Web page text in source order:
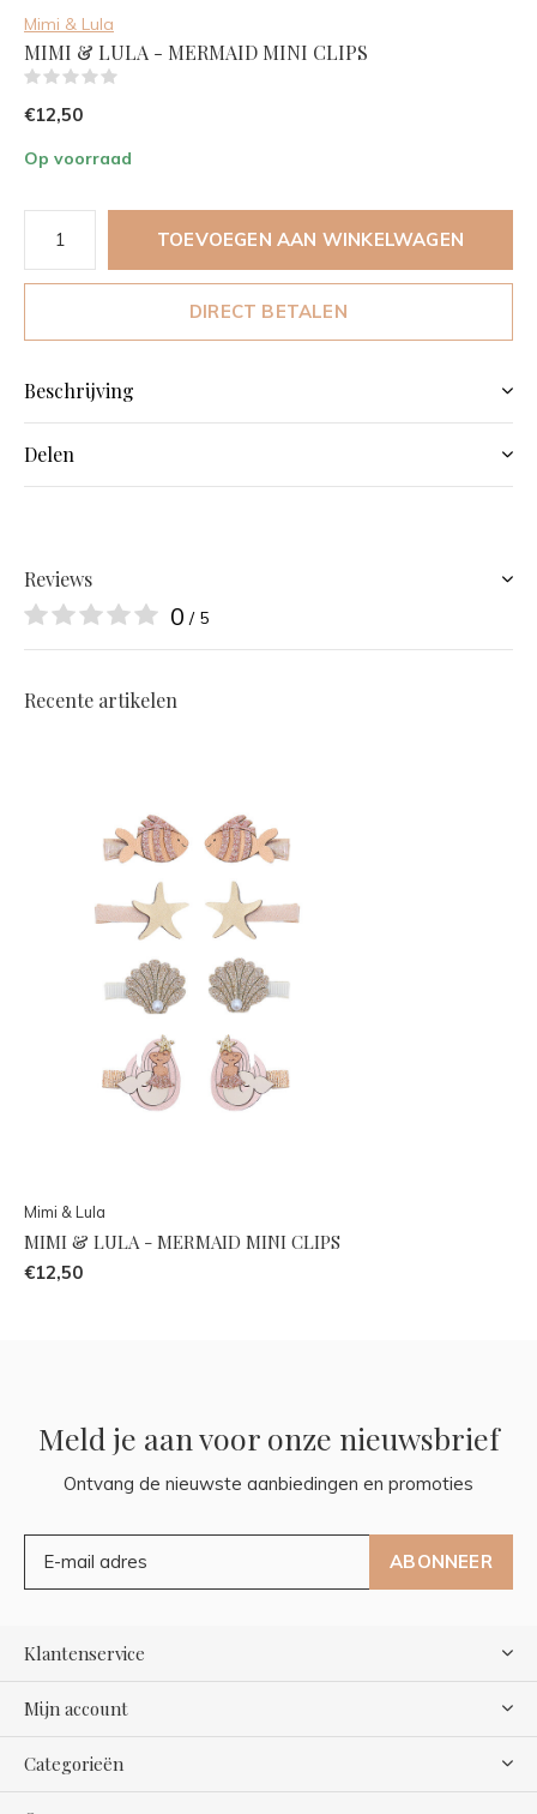
Mimi & Lula
MIMI & LULA - MERMAID MINI CLIPS
€12,50
Op voorraad
TOEVOEGEN AAN WINKELWAGEN
DIRECT BETALEN
Beschrijving
Delen
Reviews
0 / 5
Recente artikelen
Mimi & Lula
MIMI & LULA - MERMAID MINI CLIPS
€12,50
Meld je aan voor onze nieuwsbrief
Ontvang de nieuwste aanbiedingen en promoties
ABONNEER
Klantenservice
Mijn account
Categorieën